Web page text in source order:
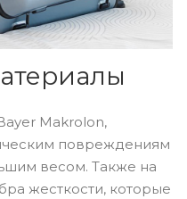
Makrolon,
повреждениям
весом. Также на
жесткости, которые